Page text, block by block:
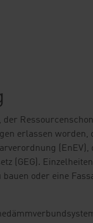
erlassen worden,
(EnEV),
(GEG).
oder eine